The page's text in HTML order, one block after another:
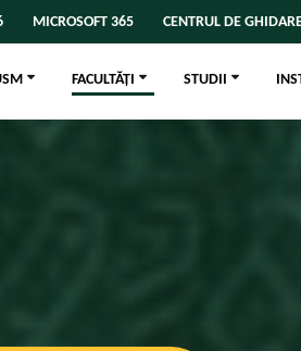
MICROSOFT 365 CENTRUL DE
FACULTĂȚI STUDII